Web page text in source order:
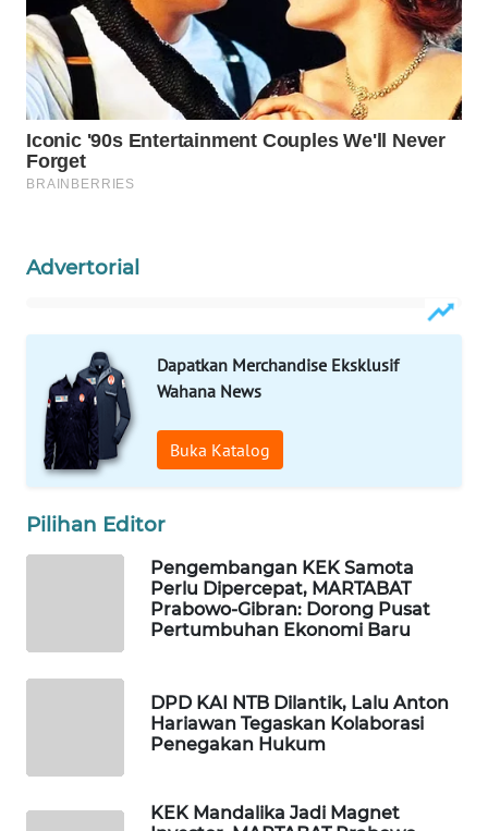
Advertorial
Dapatkan Merchandise Eksklusif
Wahana News
Buka Katalog
Pilihan Editor
Pengembangan KEK Samota
Perlu Dipercepat, MARTABAT
Prabowo-Gibran: Dorong Pusat
Pertumbuhan Ekonomi Baru
DPD KAI NTB Dilantik, Lalu Anton
Hariawan Tegaskan Kolaborasi
Penegakan Hukum
KEK Mandalika Jadi Magnet
WISATA
LAPAK
WAHANA
Wahana
Network
WALINKI
ID
MAWAKA
ID
WATCH